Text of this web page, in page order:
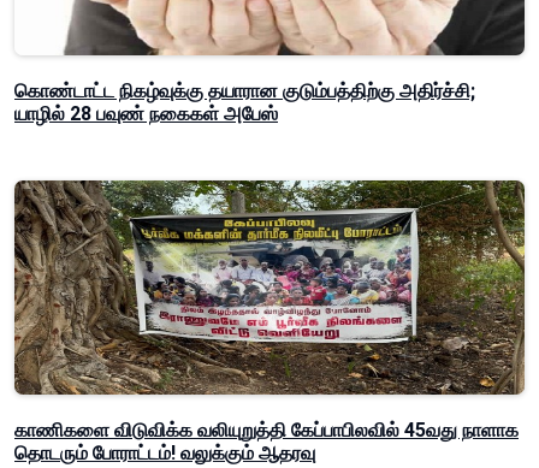
கொண்டாட்ட நிகழ்வுக்கு தயாரான குடும்பத்திற்கு அதிர்ச்சி;
யாழில் 28 பவுண் நகைகள் அபேஸ்
காணிகளை விடுவிக்க வலியுறுத்தி கேப்பாபிலவில் 45வது நாளாக
தொடரும் போராட்டம்! வலுக்கும் ஆதரவு